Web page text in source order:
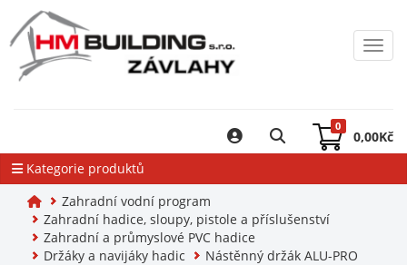
0
0,00Kč
Kategorie produktů
Zahradní vodní program
Zahradní hadice, sloupy, pistole a příslušenství
Zahradní a průmyslové PVC hadice
Držáky a navijáky hadic
Nástěnný držák ALU-PRO